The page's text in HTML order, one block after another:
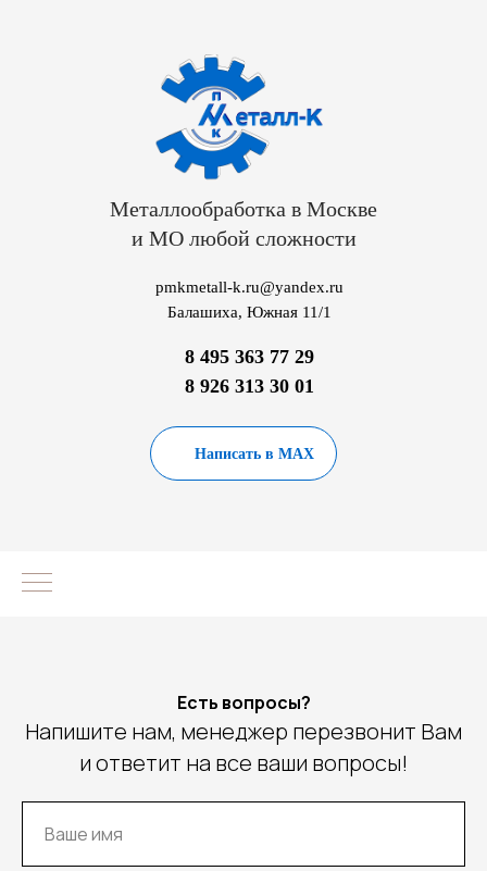
Металлообработка в Москве
и МО любой сложности
pmkmetall-k.ru@yandex.ru
Балашиха, Южная 11/1
8 495 363 77 29
8 926 313 30 01
Написать в MAX
Есть вопросы?
Напишите нам, менеджер перезвонит Вам
и ответит на все ваши вопросы!